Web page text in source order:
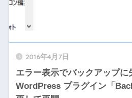
2016年4月7日
エラー表示でバックアップに
WordPress プラグイン「